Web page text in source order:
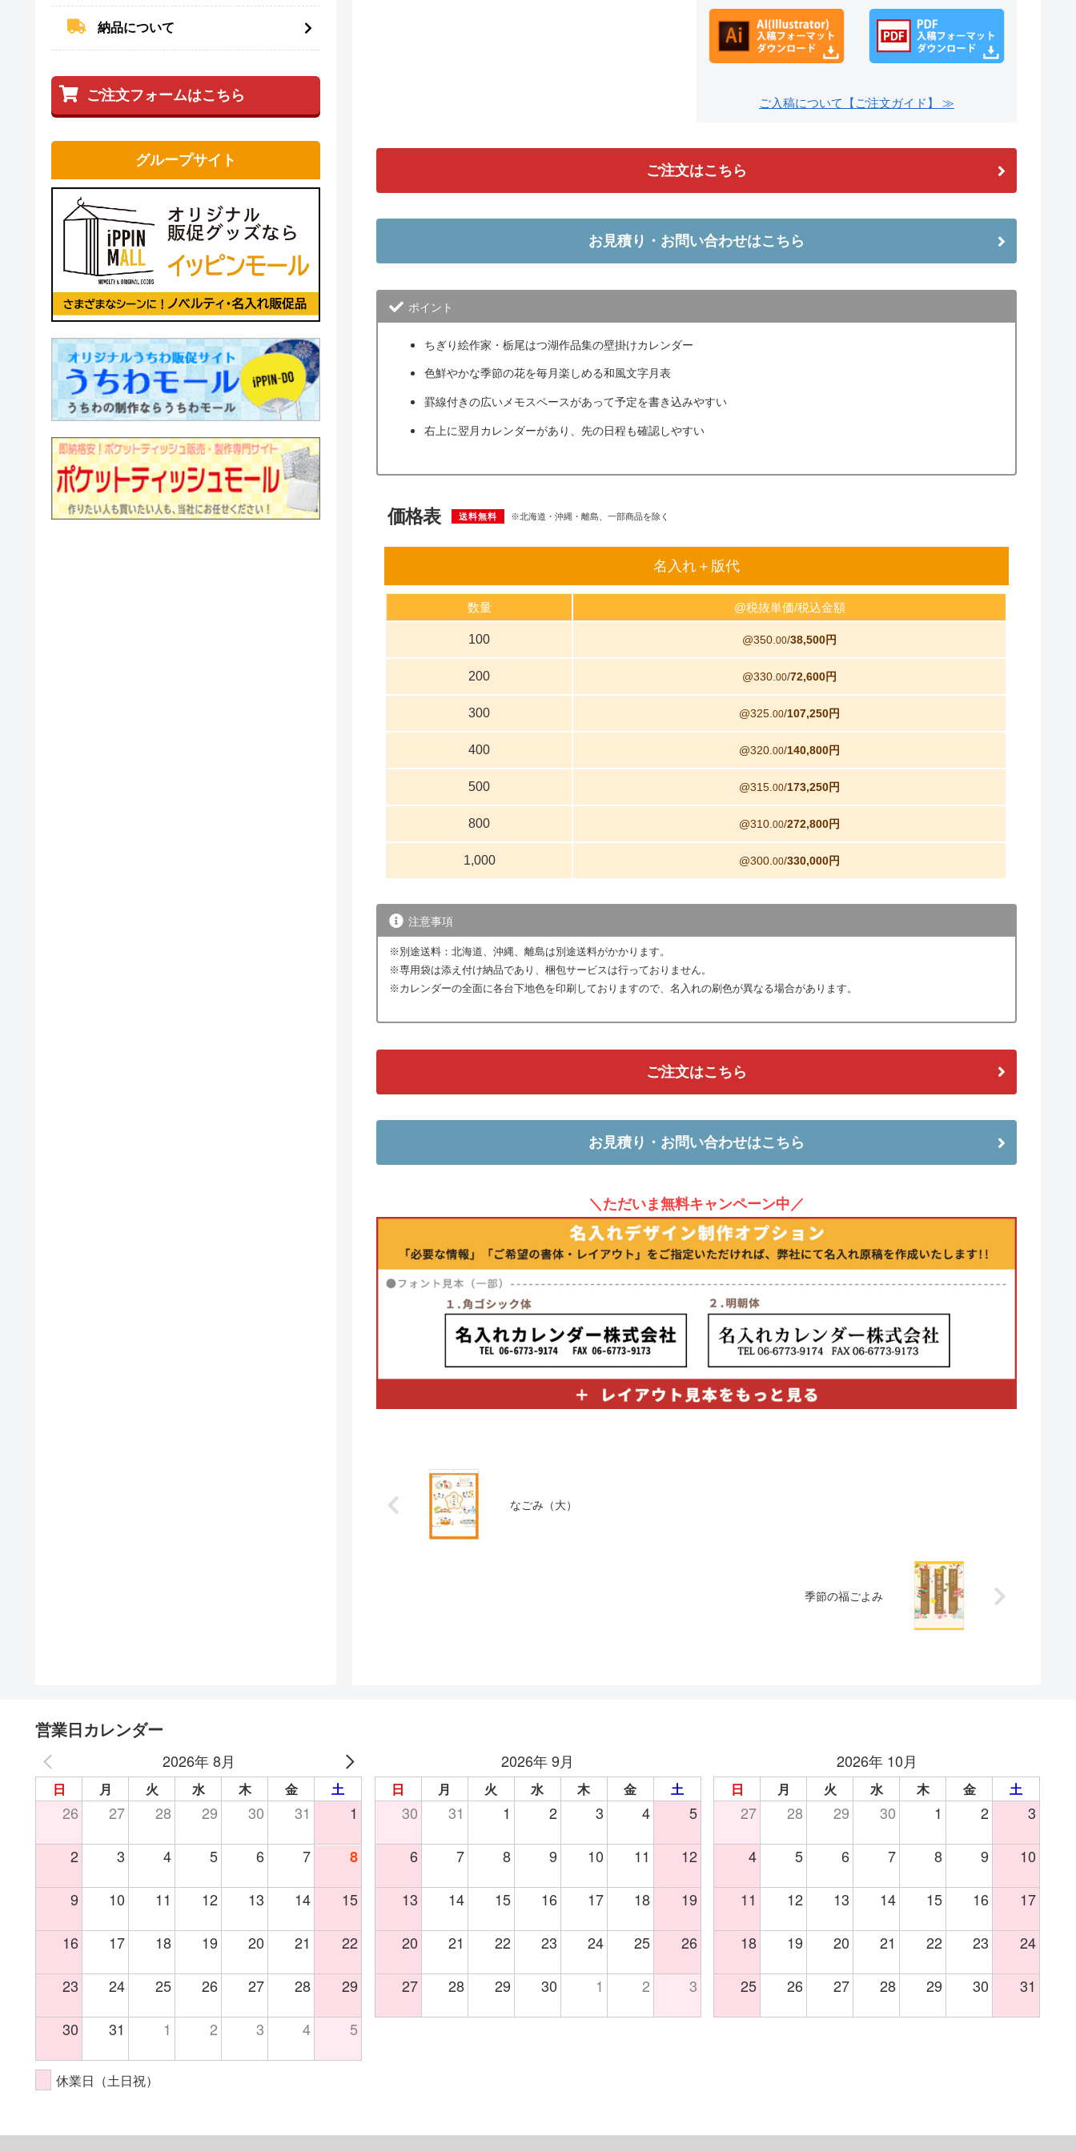
ご入稿について【ご注文ガイド】 ≫
ご注文はこちら
お見積り・お問い合わせはこちら
ポイント
ちぎり絵作家・栃尾はつ湖作品集の壁掛けカレンダー
色鮮やかな季節の花を毎月楽しめる和風文字月表
罫線付きの広いメモスペースがあって予定を書き込みやすい
右上に翌月カレンダーがあり、先の日程も確認しやすい
価格表 送料無料 ※北海道・沖縄・離島、一部商品を除く
名入れ＋版代
数量 @税抜単価/税込金額
100 @350. 00/38,500円
200 @330. 00/72,600円
300 @325. 00/107,250円
400 @320. 00/140,800円
500 @315. 00/173,250円
800 @310. 00/272,800円
1,000 @300. 00/330,000円
注意事項
※別途送料：北海道、沖縄、離島は別途送料がかかります。
※専用袋は添え付け納品であり、梱包サービスは行っておりません。
※カレンダーの全面に各台下地色を印刷しておりますので、名入れの刷色が異なる場合があります。
ご注文はこちら
お見積り・お問い合わせはこちら
＼ただいま無料キャンペーン中／
なごみ（大）
季節の福ごよみ
納品について
ご注文フォームはこちら
グループサイト
営業日カレンダー
2026年 8月
日 月 火 水 木 金 土
26 27 28 29 30 31 1
2 3 4 5 6 7 8
9 10 11 12 13 14 15
16 17 18 19 20 21 22
23 24 25 26 27 28 29
30 31 1 2 3 4 5
2026年 9月
日 月 火 水 木 金 土
30 31 1 2 3 4 5
6 7 8 9 10 11 12
13 14 15 16 17 18 19
20 21 22 23 24 25 26
27 28 29 30 1 2 3
2026年 10月
日 月 火 水 木 金 土
27 28 29 30 1 2 3
4 5 6 7 8 9 10
11 12 13 14 15 16 17
18 19 20 21 22 23 24
25 26 27 28 29 30 31
休業日（土日祝）